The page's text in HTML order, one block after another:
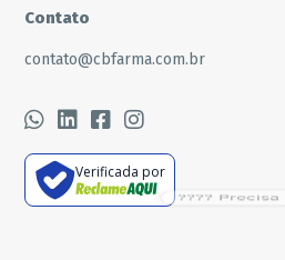
Contato
contato@cbfarma.com.br
Verificada por
????